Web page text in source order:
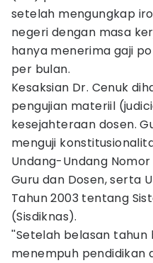
setelah mengungkap
negeri dengan masa
hanya menerima gaji
per bulan.
Kesaksian Dr. Cenuk
pengujian materiil
kesejahteraan dosen.
menguji
Undang-Undang
Guru dan Dosen, serta
Tahun 2003 tentang
(Sisdiknas).
''Setelah belasan
menempuh